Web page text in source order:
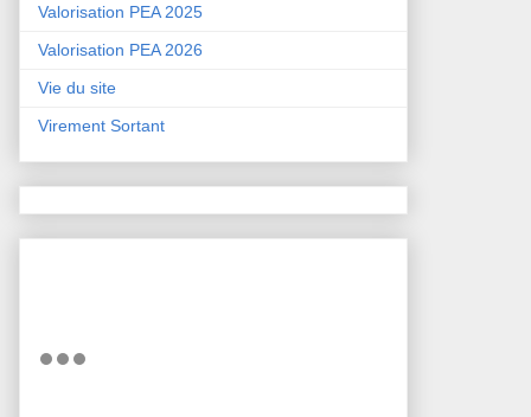
Valorisation PEA 2025
Valorisation PEA 2026
Vie du site
Virement Sortant